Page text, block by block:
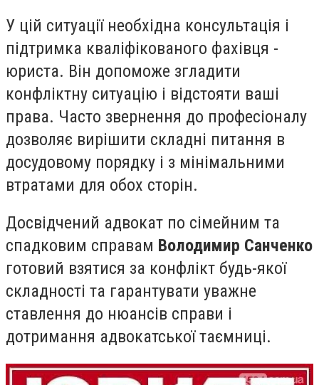
У цій ситуації необхідна консультація і
підтримка кваліфікованого фахівця -
юриста. Він допоможе згладити
конфліктну ситуацію і відстояти ваші
права. Часто звернення до професіоналу
дозволяє вирішити складні питання в
досудовому порядку і з мінімальними
втратами для обох сторін.
Досвідчений адвокат по сімейним та
спадковим справам Володимир Санченко
готовий взятися за конфлікт будь-якої
складності та гарантувати уважне
ставлення до нюансів справи і
дотримання адвокатської таємниці.